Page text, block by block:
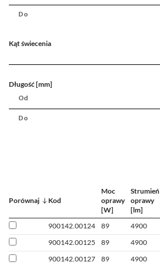
Kąt świecenia
Długość [mm]
Porównaj Kod
Moc
oprawy
[W]
Strumień
oprawy
[lm]
900142.00124 89 4900
900142.00125
89 4900
900142.00127
89 4900